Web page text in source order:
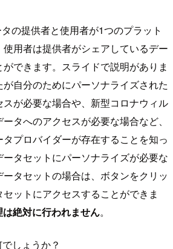
の提供者と使用者が1つのプラット
用者は提供者がシェアしているデー
できます。スライドで説明がありま
自分のためにパーソナライズされた
が必要な場合や、新型コロナウィル
タへのアクセスが必要な場合など、
プロバイダーが存在することを知っ
タセットにパーソナライズが必要な
タセットの場合は、ボタンをクリッ
ットにアクセスすることができま
絶対に行われません。
しょうか？